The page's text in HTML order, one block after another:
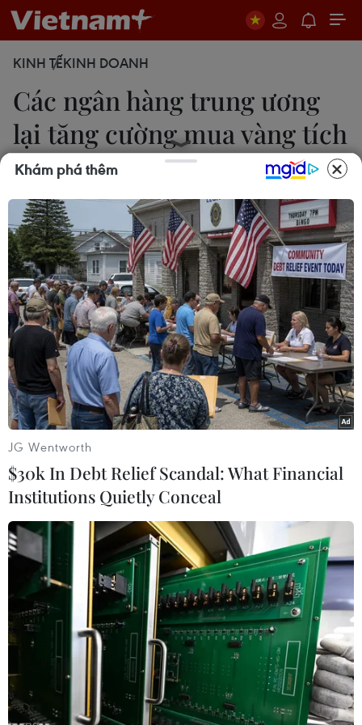
KINH TẾKINH DOANH
Các ngân hàng trung ương
lại tăng cường mua vàng tích
trữ
Trà My
16/05/2024 01:26
Hội đồng Vàng Thế giới (WGC) cho biết trong quý
1/2024, các ngân hàng trung ương đã mua 290
tấn vàng, một khởi đầu mạnh mẽ nhất trong lịch
sử.
Kho dự trữ vàng tại trụ sở Ngân hàng trung ương Liban. (Ảnh:
AFP/TTXVN)
Cách đây 25 năm Ngân hàng trung ương Anh
(BoE) đã khởi động đợt bán vàng trong lịch sử
để chuyển hướng đầu tư sang trái phiếu.
Khám phá thêm
JG Wentworth
$30k In Debt Relief Scandal: What Financial
Institutions Quietly Conceal